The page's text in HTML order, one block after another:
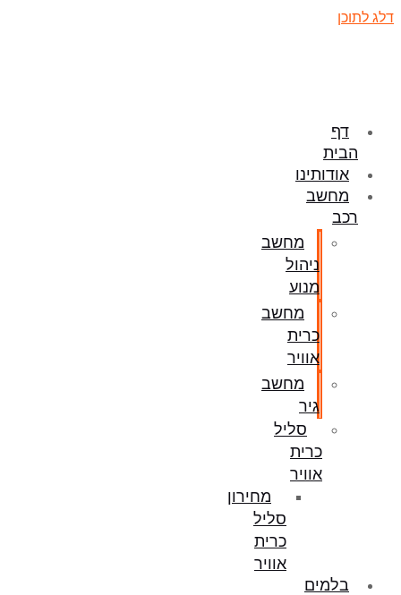
דלג לתוכן
דף
הבית
אודותינו
מחשב
רכב
מחשב
ניהול
מנוע
מחשב
כרית
אוויר
מחשב
גיר
סליל
כרית
אוויר
מחירון
סליל
כרית
אוויר
בלמים